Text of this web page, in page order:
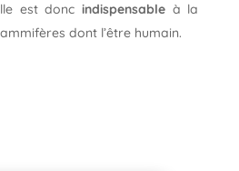
est doncindispensable à la
dont l’être humain.